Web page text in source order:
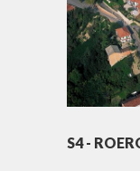
S4 -